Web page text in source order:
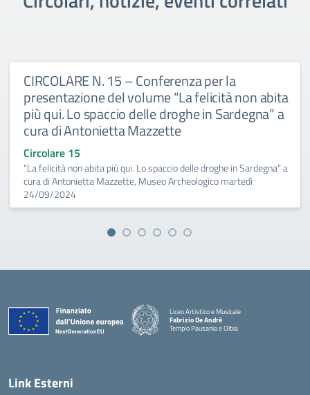
CIRCOLARE N. 15 – Conferenza per la
presentazione del volume “La felicità non abita
più qui. Lo spaccio delle droghe in Sardegna” a
cura di Antonietta Mazzette
Circolare 15
“La felicità non abita più qui. Lo spaccio delle droghe in Sardegna” a
cura di Antonietta Mazzette, Museo Archeologico martedì
24/09/2024
Liceo Artistico e Musicale
Fabrizio De Andrè
Tempio Pausania e Olbia
— Visita la pagina iniziale della scuola
Link Esterni